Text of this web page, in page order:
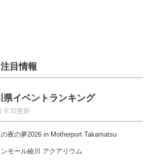
注目情報
県イベントランキング
9:32更新
夜の夢2026 in Motherport Takamatsu
ンモール綾川 アクアリウム